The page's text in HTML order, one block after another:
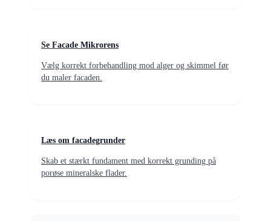
Se Facade Mikrorens
Vælg korrekt forbehandling mod alger og skimmel før
du maler facaden.
Læs om facadegrunder
Skab et stærkt fundament med korrekt grunding på
porøse mineralske flader.